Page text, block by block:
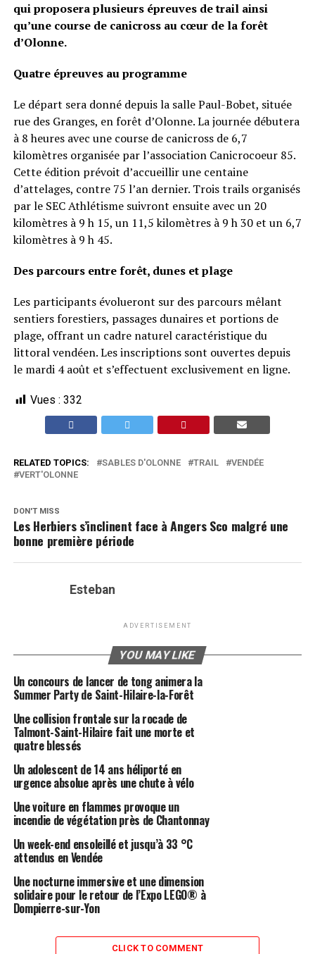
qui proposera plusieurs épreuves de trail ainsi
qu’une course de canicross au cœur de la forêt
d’Olonne.
Quatre épreuves au programme
Le départ sera donné depuis la salle Paul-Bobet, située
rue des Granges, en forêt d’Olonne. La journée débutera
à 8 heures avec une course de canicross de 6,7
kilomètres organisée par l’association Canicrocoeur 85.
Cette édition prévoit d’accueillir une centaine
d’attelages, contre 75 l’an dernier. Trois trails organisés
par le SEC Athlétisme suivront ensuite avec un 20
kilomètres à 9 h 15, un 11,5 kilomètres à 9 h 30 et un 6,7
kilomètres à 9 h 45.
Des parcours entre forêt, dunes et plage
Les participants évolueront sur des parcours mêlant
sentiers forestiers, passages dunaires et portions de
plage, offrant un cadre naturel caractéristique du
littoral vendéen. Les inscriptions sont ouvertes depuis
le mardi 4 août et s’effectuent exclusivement en ligne.
Vues : 332
RELATED TOPICS: SABLES D'OLONNE TRAIL
VENDÉE
VERT'OLONNE
DON'T MISS
Les Herbiers s’inclinent face à Angers Sco malgré une
bonne première période
Esteban
ADVERTISEMENT
YOU MAY LIKE
Un concours de lancer de tong animera la
Summer Party de Saint-Hilaire-la-Forêt
Une collision frontale sur la rocade de
Talmont-Saint-Hilaire fait une morte et
quatre blessés
Un adolescent de 14 ans héliporté en
urgence absolue après une chute à vélo
Une voiture en flammes provoque un
incendie de végétation près de Chantonnay
Un week-end ensoleillé et jusqu’à 33 °C
attendus en Vendée
Une nocturne immersive et une dimension
solidaire pour le retour de l’Expo LEGO® à
Dompierre-sur-Yon
CLICK TO COMMENT